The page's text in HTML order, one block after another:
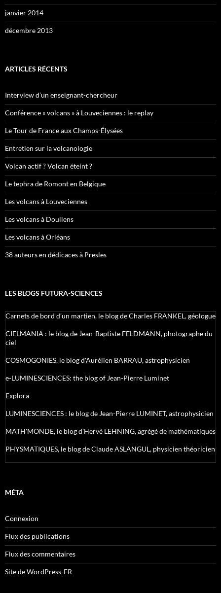
janvier 2014
décembre 2013
ARTICLES RÉCENTS
Interview d’un enseignant-chercheur
Conférence « volcans » à Louveciennes : le replay
Le Tour de France aux Champs-Élysées
Entretien sur la volcanologie
Volcan actif ? Volcan éteint ?
Le tephra de Romont en Belgique
Les volcans à Louveciennes
Les volcans à Doullens
Les volcans à Orléans
38 auteurs en dédicaces à Presles
LES BLOGS FUTURA-SCIENCES
Carnets de bord d’un martien, le blog de Charles FRANKEL, géologue
CIELMANIA : le blog de Jean-Baptiste FELDMANN, photographe du
ciel
COSMOGONIES, le blog d'Aurélien BARRAU, astrophysicien
e-LUMINESCIENCES: the blog of Jean-Pierre Luminet
Explora
LUMINESCIENCES : le blog de Jean-Pierre LUMINET, astrophysicien
MATH'MONDE, le blog d'Hervé LEHNING, agrégé de mathématiques
PHYSMATIQUES, le blog de Claude ASLANGUL, physicien théoricien
MÉTA
Connexion
Flux des publications
Flux des commentaires
Site de WordPress-FR